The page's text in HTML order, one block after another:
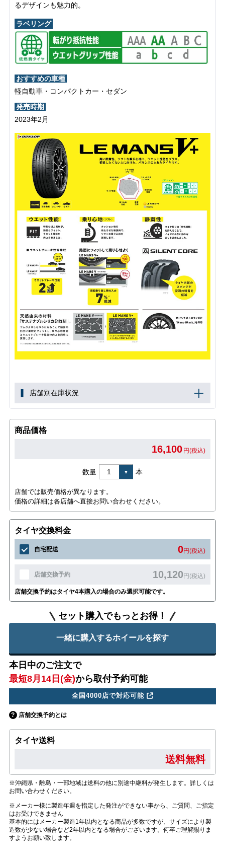
るデザインも魅力的。
ラベリング
おすすめの車種
軽自動車・コンパクトカー・セダン
発売時期
2023年2月
店舗別在庫状況
商品価格
16,100 円(税込)
数量 本
店舗では販売価格が異なります。
価格の詳細は各店舗へ直接お問い合わせください。
タイヤ交換料金
自宅配送 0円(税込)
店舗交換予約 10,120円(税込)
店舗交換予約はタイヤ4本購入の場合のみ選択可能です。
セット購入でもっとお得！
一緒に購入するホイールを探す
本日中のご注文で
最短8月14日(金)から取付予約可能
全国4000店で対応可能
店舗交換予約とは
タイヤ送料
送料無料
※沖縄県・離島・一部地域は送料の他に別途中継料が発生します。詳しくは
お問い合わせください。
※メーカー様に製造年週を指定した発注ができない事から、ご質問、ご指定
はお受けできません
基本的にはメーカー製造1年以内となる商品が多数ですが、サイズにより製
造数が少ない場合など2年以内となる場合がございます。何卒ご理解賜りま
すようお願い致します。